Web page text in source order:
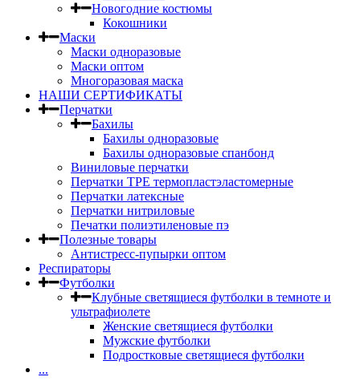
Новогодние костюмы
Кокошники
Маски
Маски одноразовые
Маски оптом
Многоразовая маска
НАШИ СЕРТИФИКАТЫ
Перчатки
Бахилы
Бахилы одноразовые
Бахилы одноразовые спанбонд
Виниловые перчатки
Перчатки TPE термопластэластомерные
Перчатки латексные
Перчатки нитриловые
Печатки полиэтиленовые пэ
Полезные товары
Антистресс-пупырки оптом
Респираторы
Футболки
Клубные светящиеся футболки в темноте и
ультрафиолете
Женские светящиеся футболки
Мужские футболки
Подростковые светящиеся футболки
...